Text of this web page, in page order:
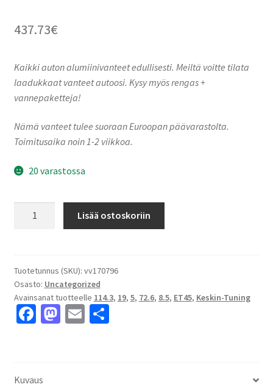
437.73€
Kaikki auton alumiinivanteet edullisesti. Meiltä voitte tilata
laadukkaat vanteet autoosi. Kysy myös rengas +
vannepaketteja!
Nämä vanteet tulee suoraan Euroopan päävarastolta.
Toimitusaika noin 1-2 viikkoa.
20 varastossa
Silver
Front
Polish
8.5x19"
määrä
Lisää ostoskoriin
Tuotetunnus (SKU): vv170796
Osasto: Uncategorized
Avainsanat tuotteelle 114.3, 19, 5, 72.6, 8.5, ET45, Keskin-Tuning
Fa
o
M E S
Kuvaus